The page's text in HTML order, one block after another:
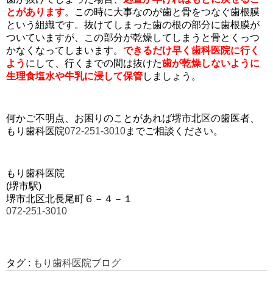
とがあります。この時に大事なのが歯と骨をつなぐ歯根膜
という組織です。抜けてしまった歯の根の部分に歯根膜が
ついていますが、この部分が乾燥してしまうと骨とくっつ
かなくなってしまいます。 できるだけ早く歯科医院に行く
よう にして、行くまでの間は抜けた歯が乾燥しないように
生理食塩水や牛乳に浸して保管しましょう。
何かご不明点、お困りのことがあれば堺市北区の歯医者、
もり歯科医院072-251-3010までご相談ください。
もり歯科医院
(堺市駅)
堺市北区北長尾町６－４－１
072-251-3010
タグ : もり歯科医院ブログ